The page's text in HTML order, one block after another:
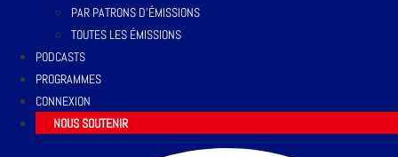
PAR PATRONS D’ÉMISSIONS
TOUTES LES ÉMISSIONS
PODCASTS
PROGRAMMES
CONNEXION
NOUS SOUTENIR